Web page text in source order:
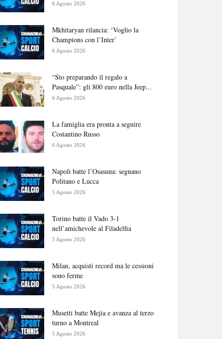
6 Agosto 2026
Mkhitaryan rilancia: ‘Voglio la
Champions con l’Inter’
6 Agosto 2026
“Sto preparando il regalo a
Pasquale”: gli 800 euro nella Jeep...
6 Agosto 2026
La famiglia era pronta a seguire
Costantino Russo
6 Agosto 2026
Napoli batte l’Osasuna: segnano
Politano e Lucca
5 Agosto 2026
Torino batte il Vado 3-1
nell’amichevole al Filadelfia
5 Agosto 2026
Milan, acquisti record ma le cessioni
sono ferme
5 Agosto 2026
Musetti batte Mejia e avanza al terzo
turno a Montreal
5 Agosto 2026